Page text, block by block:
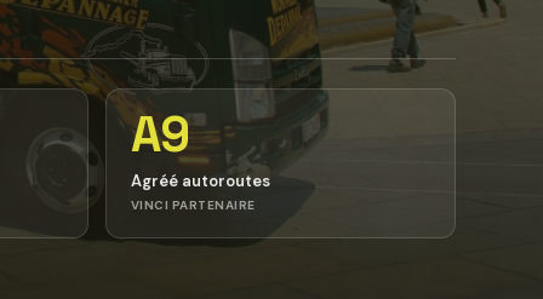
A9
Agréé autoroutes
VINCI PARTENAIRE